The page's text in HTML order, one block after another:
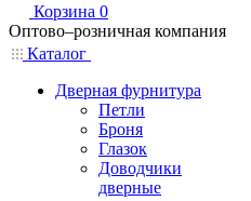
Корзина 0
Оптово–розничная компания
Каталог
Дверная фурнитура
Петли
Броня
Глазок
Доводчики
дверные